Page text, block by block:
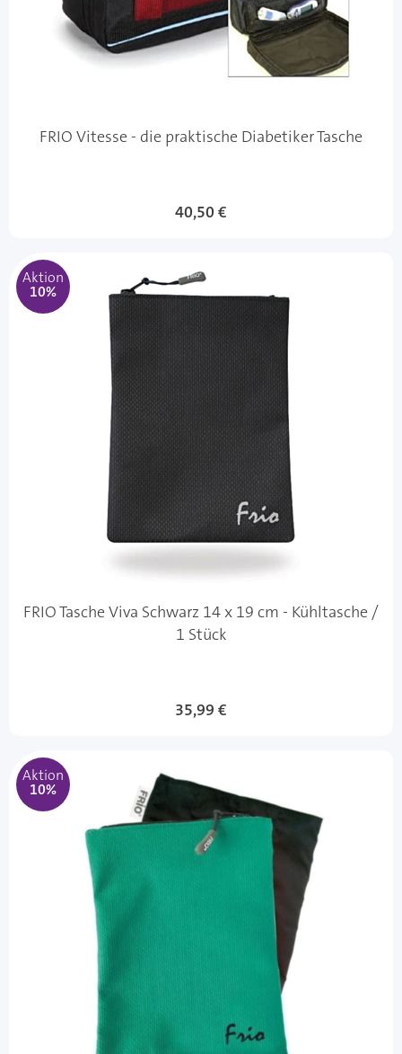
FRIO Vitesse - die praktische Diabetiker Tasche
Sonderangebot
40,50 €
Aktion
10%
FRIO Tasche Viva Schwarz 14 x 19 cm - Kühltasche /
1 Stück
Sonderangebot
35,99 €
Aktion
10%